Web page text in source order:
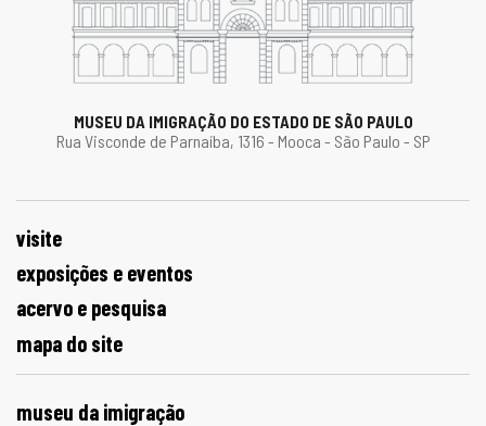
MUSEU DA IMIGRAÇÃO DO ESTADO DE SÃO PAULO
Rua Visconde de Parnaíba, 1316 - Mooca - São Paulo - SP
visite
exposições e eventos
acervo e pesquisa
mapa do site
museu da imigração